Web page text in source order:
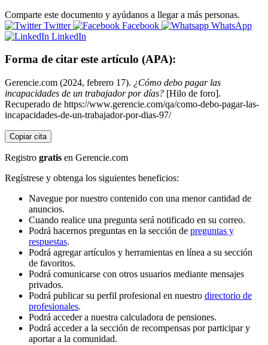
Comparte este documento y ayúdanos a llegar a más personas.
Twitter
Facebook
WhatsApp
LinkedIn
Forma de citar este artículo (APA):
Gerencie.com (2024, febrero 17). ¿Cómo debo pagar las
incapacidades de un trabajador por días? [Hilo de foro].
Recuperado de https://www.gerencie.com/qa/como-debo-pagar-las-
incapacidades-de-un-trabajador-por-dias-97/
Copiar cita
Registro gratis en Gerencie.com
Regístrese y obtenga los siguientes beneficios:
Navegue por nuestro contenido con una menor cantidad de
anuncios.
Cuando realice una pregunta será notificado en su correo.
Podrá hacernos preguntas en la sección de preguntas y
respuestas.
Podrá agregar artículos y herramientas en línea a su sección
de favoritos.
Podrá comunicarse con otros usuarios mediante mensajes
privados.
Podrá publicar su perfil profesional en nuestro directorio de
profesionales.
Podrá acceder a nuestra calculadora de pensiones.
Podrá acceder a la sección de recompensas por participar y
aportar a la comunidad.